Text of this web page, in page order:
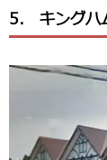
5． キングハ